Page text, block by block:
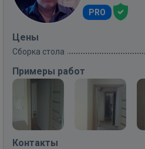
PRO
Цены
Сборка стола
Примеры работ
Контакты